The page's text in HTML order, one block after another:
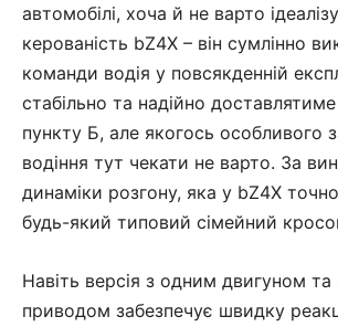
автомобілі, хоча й не варто
керованість bZ4X – він сумлінно
команди водія у повсякденній
стабільно та надійно
пункту Б, але якогось особливого
водіння тут чекати не варто. За
динаміки розгону, яка у bZ4X
будь-який типовий сімейний
Навіть версія з одним двигуном та
приводом забезпечує швидку